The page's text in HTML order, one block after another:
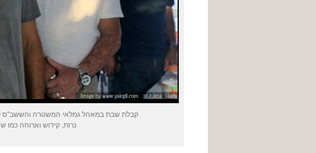
קבלת שבת במאהל גמלאי המשטרה והששב"ס
נרות, קידוש וארוחה כמו